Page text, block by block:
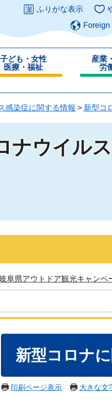
ふりがな表示
子ども・女性
医療・福祉
産業
労
じ
る
感染症に関する情報 > 新型コ
ナウイル
阜県アウトドア観光キャンペ
新型コロナ
印刷ページ表示 大きな文